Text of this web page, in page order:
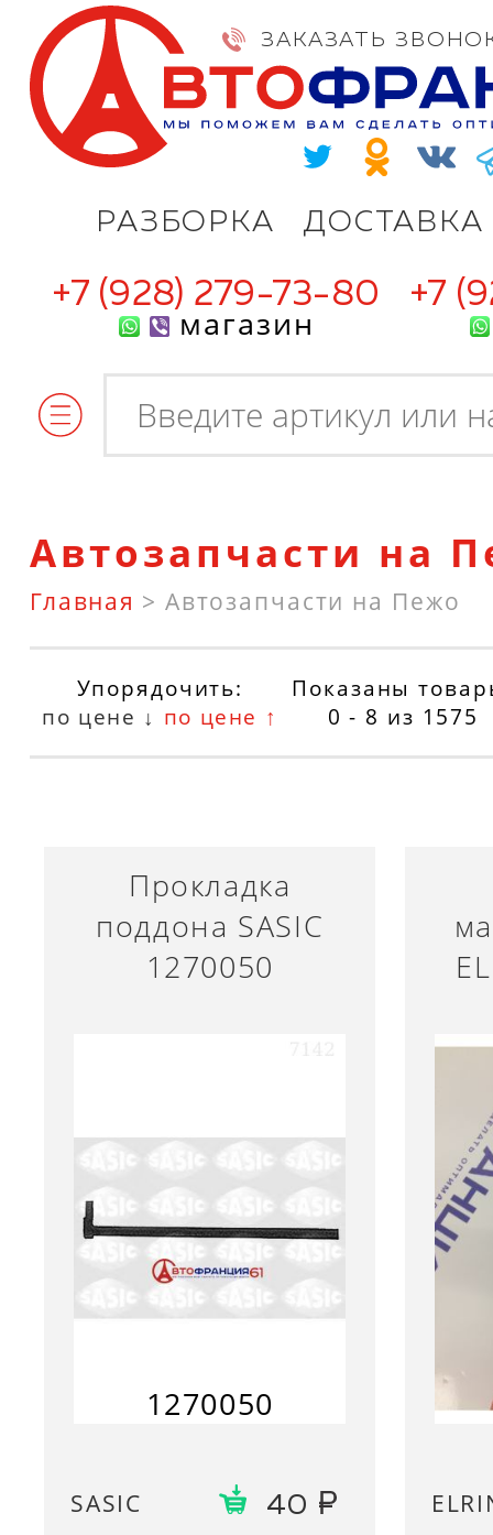
РАЗБОРКА ДОСТАВКА
ЗАКАЗАТЬ
+7 (928) 279-73-80
магазин
+7
Автозапчасти на
Главная > Автозапчасти на Пежо
Упорядочить:
по цене ↓ по цене ↑
Показаны
0 - 8 из 1575
Прокладка
поддона SASIC
1270050
1270050
SASIC 40